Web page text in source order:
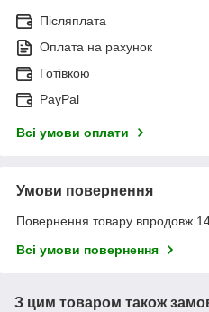
Післяплата
Оплата на рахунок
Готівкою
PayPal
Всі умови оплати
Умови повернення
Повернення товару впродовж
Всі умови повернення
З цим товаром також